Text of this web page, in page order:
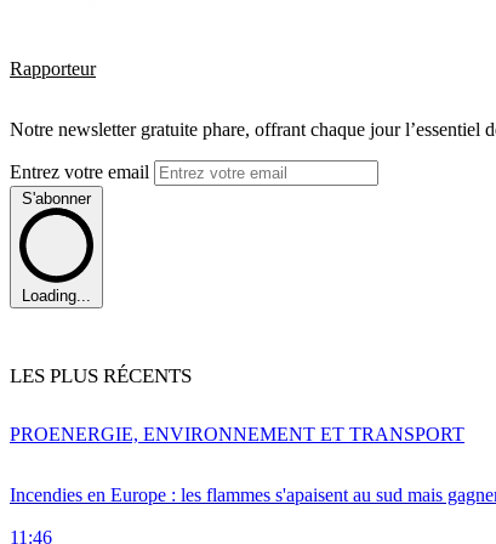
Rapporteur
Notre newsletter gratuite phare, offrant chaque jour l’essentiel
Entrez votre email
S'abonner
Loading...
LES PLUS RÉCENTS
Incendies en Europe : les flammes s'apaisent au sud mais
11:46
PROENERGIE, ENVIRONNEMENT ET TRANSPORT